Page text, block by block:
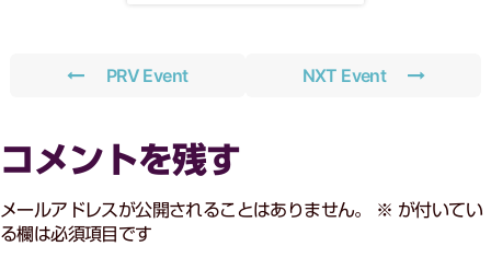
PRV Event NXT Event
コメントを残す
メールアドレスが公開されることはありません。 ※ が付いてい
る欄は必須項目です